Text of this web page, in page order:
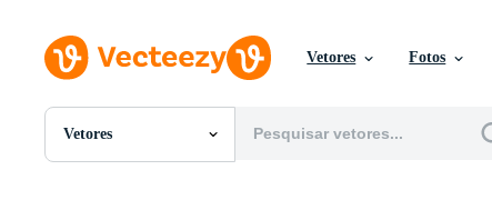
Vetores Fotos
Vetores
Todas Imagens